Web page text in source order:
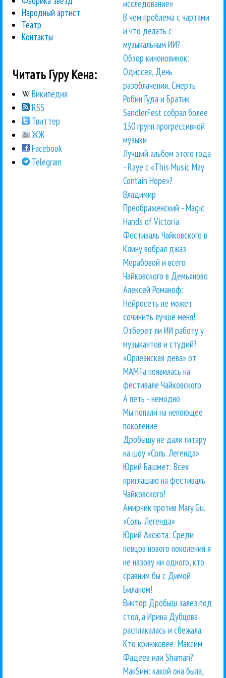
Народный артист
Театр
Контакты
Читать Гуру Кена:
Википедия
RSS
Твиттер
ЖЖ
Facebook
Telegram
исследование»
В чем проблема с чартами
и что делать с
музыкальным ИИ?
Обзор киноновинок:
Одиссея, День
разоблачения, Смерть
Робин Гуда и Братик
SandlerFest собрал более
130 групп прогрессивной
музыки
Лучший альбом этого года
- Raye с «This Music May
Contain Hope»?
Владимир
Преображенский - Magic
Hands of Victoria
Фестиваль Чайковского в
Клину вобрал джаз
Мерабовой и всего
Чайковского в Демьяново
Алексей Романоф:
Нейросеть не может
сочинить лучше меня!
Отберет ли ИИ работу у
музыкантов и студий?
«Орлеанская дева» от
МАМТа появилась на
фестивале Чайковского
А петь - немодно
Мы попали на непоющее
поколение
Дробышу не дали гитару
на шоу «Соль. Легенда»
Юрий Башмет: Всех
приглашаю на фестиваль
Чайковского!
Амирчик против Mary Gu.
«Соль. Легенда»
Юрий Аксюта: Среди
певцов нового поколения я
не назову ни одного, кто
сравним бы с Димой
Биланом!
Виктор Дробыш залез под
стол, а Ирина Дубцова
расплакалась и сбежала
Кто кринжовее: Максим
Фадеев или Shaman?
МакSим: какой она была,